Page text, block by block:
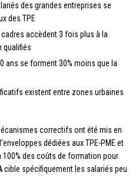
des grandes entreprises se
des TPE
cadres accèdent 3 fois plus à la
qualifiés
ans se forment 30% moins que la
existent entre zones urbaines
correctifs ont été mis en
dédiées aux TPE-PME et
100% des coûts de formation pour
cible spécifiquement les salariés peu